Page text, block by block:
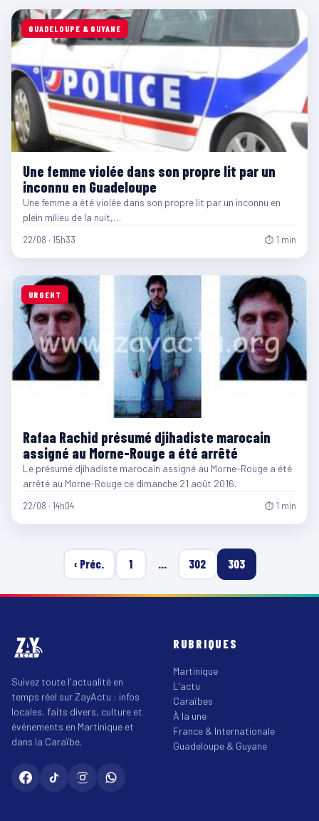
GUADELOUPE & GUYANE
Une femme violée dans son propre lit par un
inconnu en Guadeloupe
Une femme a été violée dans son propre lit par un inconnu en
plein milieu de la nuit,…
22/08 · 15h33 ⏱ 1 min
URGENT
Rafaa Rachid présumé djihadiste marocain
assigné au Morne-Rouge a été arrêté
Le présumé djihadiste marocain assigné au Morne-Rouge a été
arrêté au Morne-Rouge ce dimanche 21 août 2016.
22/08 · 14h04 ⏱ 1 min
‹ Préc. 1 … 302 303
Suivez toute l'actualité en
temps réel sur ZayActu : infos
locales, faits divers, culture et
événements en Martinique et
dans la Caraïbe.
RUBRIQUES
Martinique
L'actu
Caraïbes
À la une
France & Internationale
Guadeloupe & Guyane